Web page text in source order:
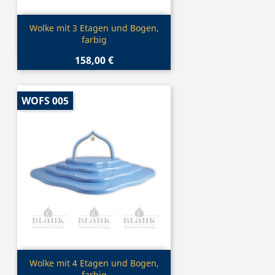
 Vorschau
Wolke mit 3 Etagen und Bogen,
farbig
158,00 €
 Vorschau
Wolke mit 4 Etagen und Bogen,
WOFS 005